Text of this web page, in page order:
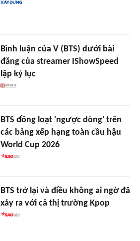
Bình luận của V (BTS) dưới bài
đăng của streamer IShowSpeed
lập kỷ lục
BTS đồng loạt 'ngược dòng' trên
các bảng xếp hạng toàn cầu hậu
World Cup 2026
BTS trở lại và điều không ai ngờ đã
xảy ra với cả thị trường Kpop